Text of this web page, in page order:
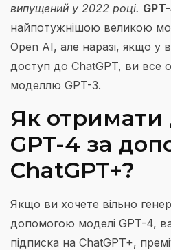
випущений у 2022 році.
найпотужнішою великою
Open AI, але наразі, якщо у
доступ до ChatGPT, ви все
моделлю GPT-3.
Як отримати
GPT-4 за
ChatGPT+?
Якщо ви хочете вільно
допомогою моделі GPT-4,
підписка на ChatGPT+,